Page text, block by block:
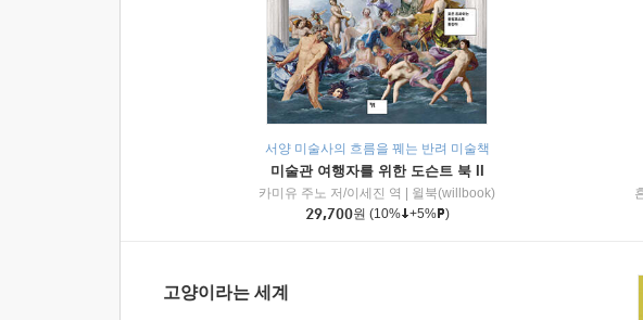
서양 미술사의 흐름을 꿰는 반려 미술책
미술관 여행자를 위한 도슨트 북 II
카미유 주노 저/이세진 역
윌북(willbook)
29,700원 (10% +5% )
고양이라는 세계